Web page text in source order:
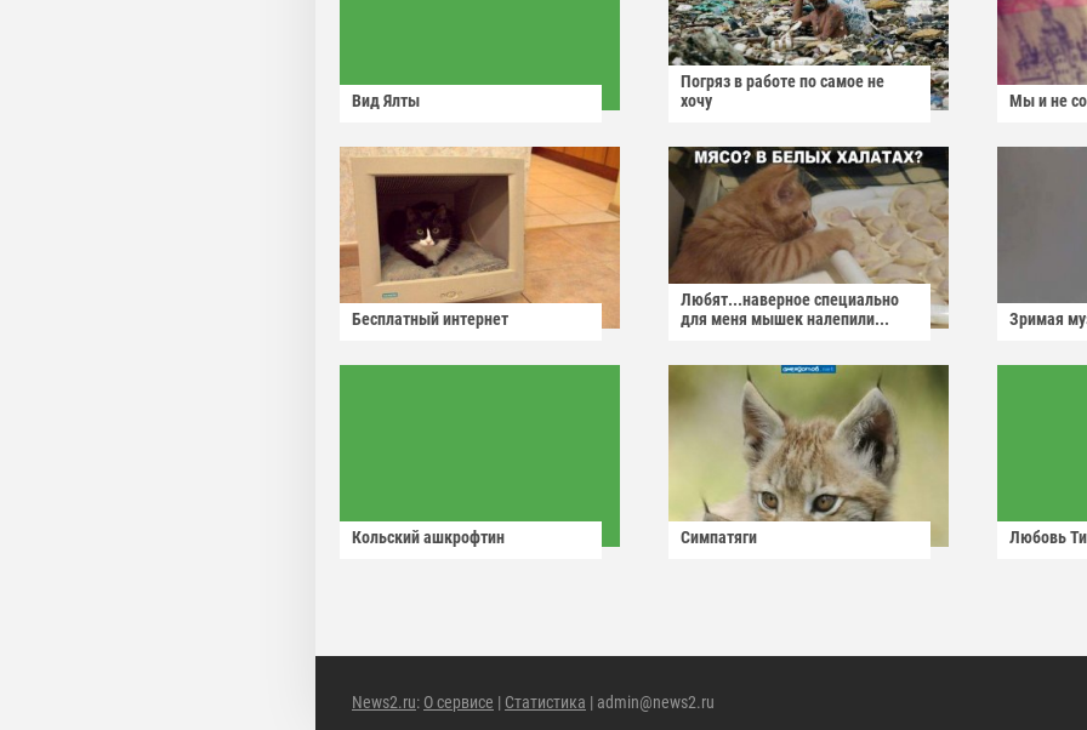
Вид Ялты
Погряз в работе по самое не
хочу
Мы и не
Бесплатный интернет
Любят...наверное специально
для меня мышек налепили...
Зримая
Кольский ашкрофтин Симпатяги Любовь
News2.ru: О сервисе | Статистика | admin@news2.ru